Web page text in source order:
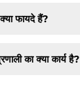
फायदे हैं?
का क्या कार्य है?